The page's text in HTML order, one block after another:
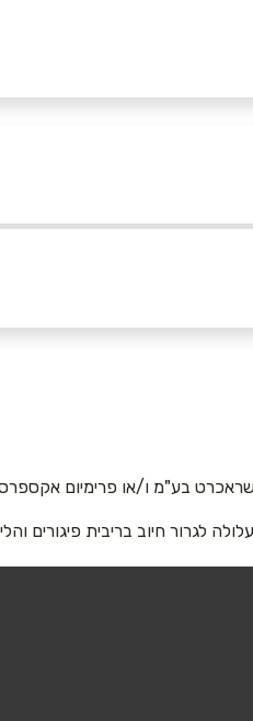
בע"מ ו/או פרימיום
לגרור חיוב בריבית פיגורים